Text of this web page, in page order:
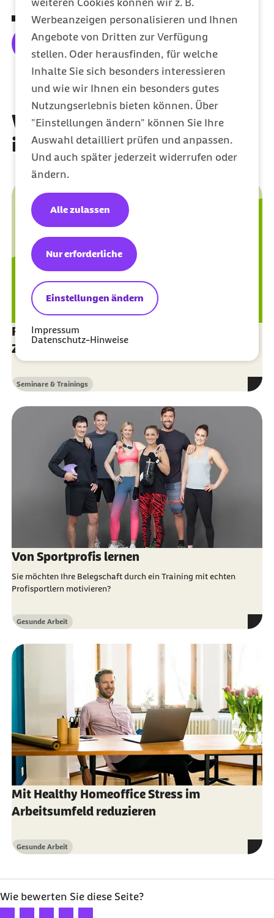
Werbeanzeigen personalisieren und Ihnen
Angebote von Dritten zur Verfügung
stellen. Oder herausfinden, für welche
Inhalte Sie sich besonders interessieren
und wie wir Ihnen ein besonders gutes
Nutzungserlebnis bieten können. Über
"Einstellungen ändern" können Sie Ihre
Auswahl detailliert prüfen und anpassen.
Und auch später jederzeit widerrufen oder
ändern.
Einstellungen ändern
Nur erforderliche
Alle zulassen
Impressum
Datenschutz-Hinweise
Zielsetzung für ein widerstandsfähiges ICH
Jetzt das Angebot nutzen
Weitere Themen, die Sie
interessieren könnten
Führung auf Distanz und erfolgreiche
Zusammenarbeit in mobilen Teams
Kategorie
Seminare & Trainings
Von Sportprofis lernen
Sie möchten Ihre Belegschaft durch ein Training mit echten
Profisportlern motivieren?
Kategorie
Gesunde Arbeit
Mit Healthy Homeoffice Stress im
Arbeitsumfeld reduzieren
Kategorie
Gesunde Arbeit
Wie bewerten Sie diese Seite?
Ihre Bewertung: 1 Stern
Ihre Bewertung: 2 Sterne
Ihre Bewertung: 3 Sterne
Ihre Bewertung: 4 Sterne
Ihre Bewertung: 5 Sterne